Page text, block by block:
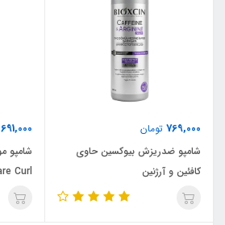
769,000 تومان
شامپو ضدریزش بیوکسین حاوی
کافئین و آرژنین
691,000
شامپو
Curl